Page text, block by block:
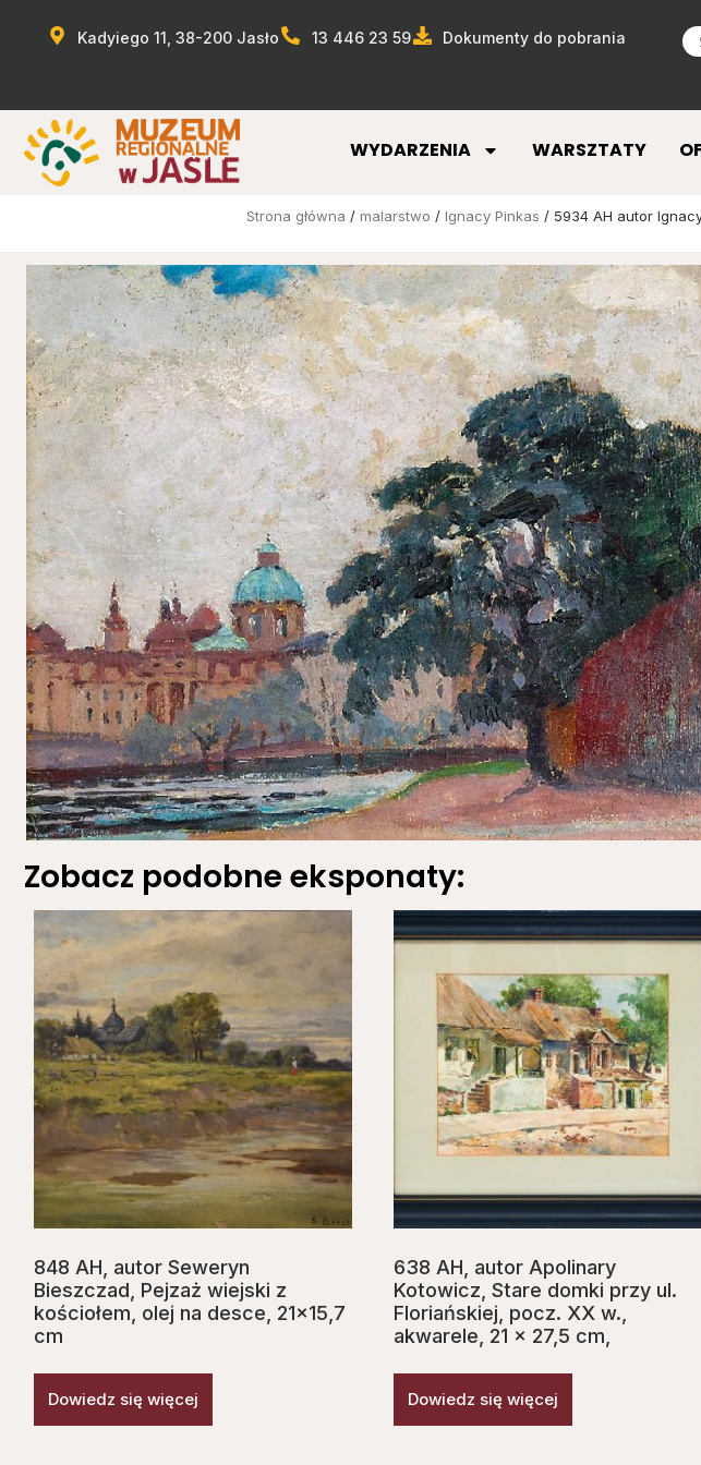
Kadyiego 11, 38-200 Jasło 13 446 23 59 Dokumenty do pobrania
WYDARZENIA WARSZTATY
Strona główna / malarstwo / Ignacy Pinkas / 5934 AH autor
Zobacz podobne eksponaty:
848 AH, autor Seweryn
Bieszczad, Pejzaż wiejski z
kościołem, olej na desce, 21×15,7
cm
Dowiedz się więcej
638 AH, autor Apolinary
Kotowicz, Stare domki przy ul.
Floriańskiej, pocz. XX w.,
akwarele, 21 x 27,5 cm,
Dowiedz się więcej